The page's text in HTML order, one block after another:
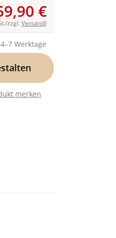
€
zzgl. Versand)
Werktage
merken